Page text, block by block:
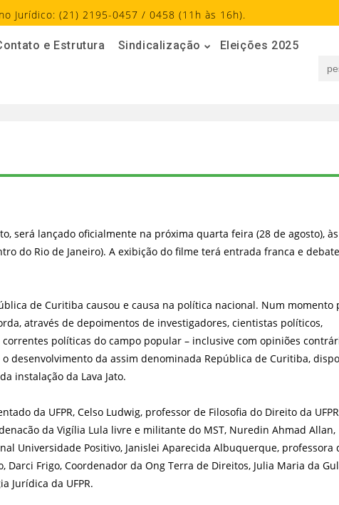
Jurídico: (21) 2195-0457 / 0458 (11h às 16h).
e Estrutura Sindicalização
Eleições 2025
for:
será lançado oficialmente na próxima quarta feira (28 de agosto),
do Rio de Janeiro). A exibição do filme terá entrada franca e debate
de Curitiba causou e causa na política nacional. Num momento
através de depoimentos de investigadores, cientistas políticos,
políticas do campo popular – inclusive com opiniões
desenvolvimento da assim denominada República de Curitiba,
instalação da Lava Jato.
da UFPR, Celso Ludwig, professor de Filosofia do Direito da
da Vigília Lula livre e militante do MST, Nuredin Ahmad Allan,
Universidade Positivo, Janislei Aparecida Albuquerque, professora
Darci Frigo, Coordenador da Ong Terra de Direitos, Julia Maria da
Jurídica da UFPR.